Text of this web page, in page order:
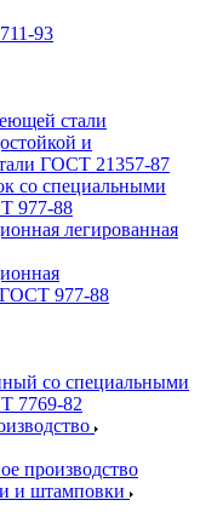
93
стали
и
ГОСТ 21357-87
со специальными
977-88
легированная
ГОСТ 977-88
со специальными
7769-82
производство
и штамповки